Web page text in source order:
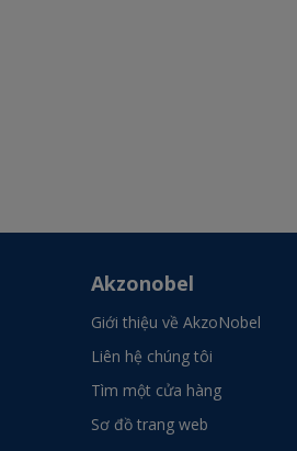
Akzonobel
Giới thiệu về AkzoNobel
Liên hệ chúng tôi
Tìm một cửa hàng
Sơ đồ trang web